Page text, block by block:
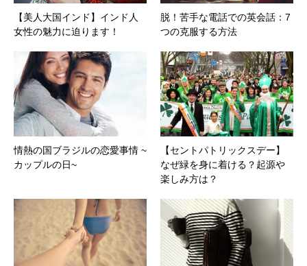
【美人大国インド】インド人
女性の魅力に迫ります！
脱！苦手な電話での英会話：7
つの克服する方法
情熱の国ブラジルの恋愛事情 ~
カップルの日~
【セントパトリックスデー】
なぜ緑を身に着ける？起源や
楽しみ方は？